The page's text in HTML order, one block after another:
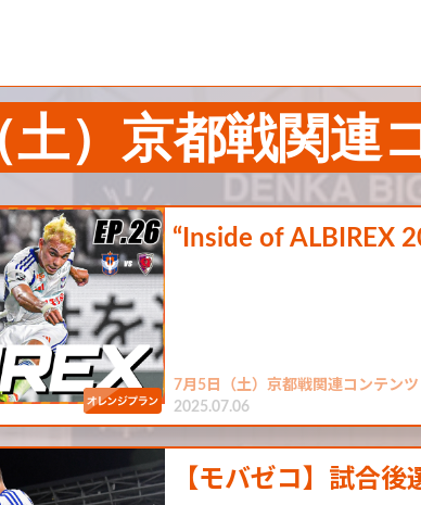
土）京都戦関連
“Inside of ALBIREX
7月5日（土）京都戦関連コンテン
2025.07.06
【モバゼコ】試合